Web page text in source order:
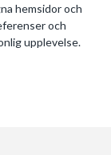
hemsidor och
och
upplevelse.